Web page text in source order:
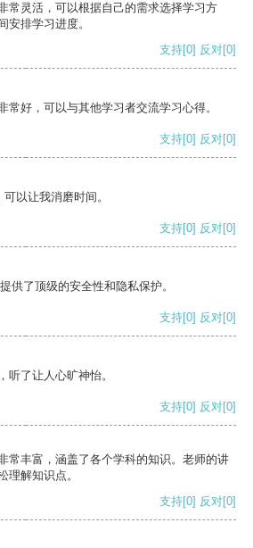
常灵活，可以根据自己的需求选择学习方
安排学习进度。
支持[0] 反对[0]
常好，可以与其他学习者交流学习心得。
支持[0] 反对[0]
以让我消磨时间。
支持[0] 反对[0]
供了顶级的安全性和隐私保护。
支持[0] 反对[0]
听了让人心旷神怡。
支持[0] 反对[0]
常丰富，涵盖了各个学科的知识。老师的讲
理解知识点。
支持[0] 反对[0]